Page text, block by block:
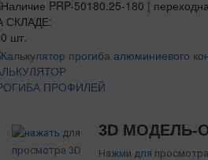
СКЛАДЕ:
шт.
ПРОФИЛЕЙ
3D МОДЕЛЬ-
Нажми для